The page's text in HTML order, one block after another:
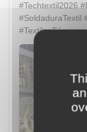
#Techtextil2026
#SoldaduraTextil